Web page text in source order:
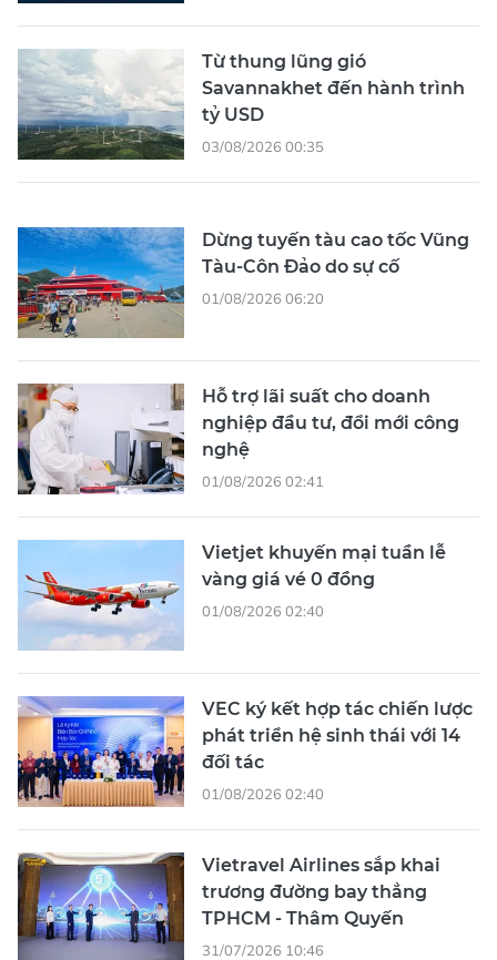
Từ thung lũng gió
Savannakhet đến hành trình
tỷ USD
03/08/2026 00:35
Dừng tuyến tàu cao tốc Vũng
Tàu-Côn Đảo do sự cố
01/08/2026 06:20
Hỗ trợ lãi suất cho doanh
nghiệp đầu tư, đổi mới công
nghệ
01/08/2026 02:41
Vietjet khuyến mại tuần lễ
vàng giá vé 0 đồng
01/08/2026 02:40
VEC ký kết hợp tác chiến lược
phát triển hệ sinh thái với 14
đối tác
01/08/2026 02:40
Vietravel Airlines sắp khai
trương đường bay thẳng
TPHCM - Thâm Quyến
31/07/2026 10:46